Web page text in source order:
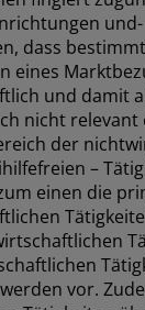
und-
dass
eines
und damit
nicht relevant
der
–
einen die
vor.